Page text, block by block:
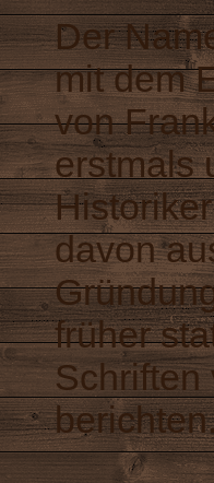
Der
mit dem
von
erstmals
davon
früher
Schriften